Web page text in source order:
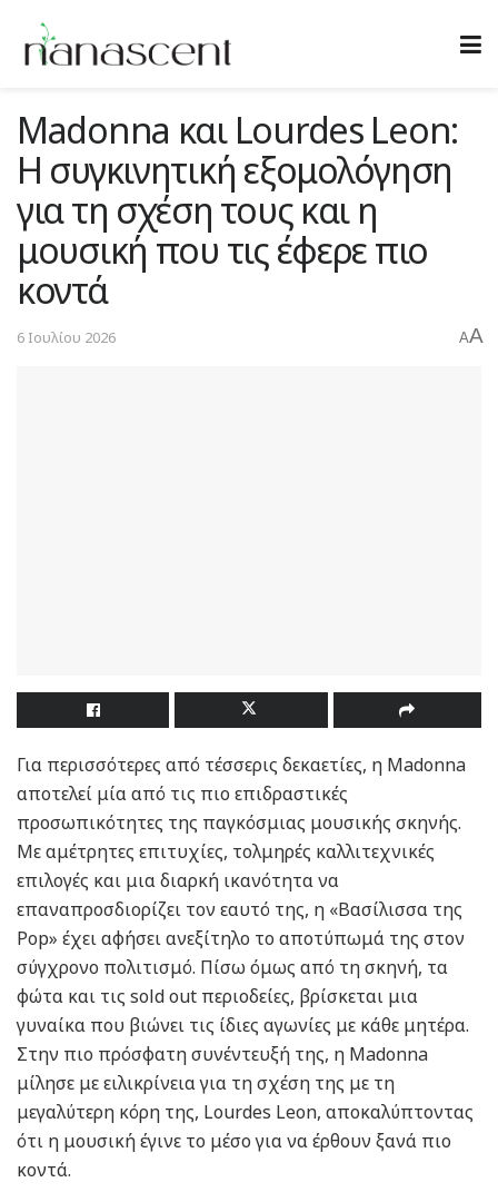
Madonna και Lourdes Leon:
Η συγκινητική εξομολόγηση
για τη σχέση τους και η
μουσική που τις έφερε πιο
κοντά
6 Ιουλίου 2026 AA
Για περισσότερες από τέσσερις δεκαετίες, η Madonna
αποτελεί μία από τις πιο επιδραστικές
προσωπικότητες της παγκόσμιας μουσικής σκηνής.
Με αμέτρητες επιτυχίες, τολμηρές καλλιτεχνικές
επιλογές και μια διαρκή ικανότητα να
επαναπροσδιορίζει τον εαυτό της, η «Βασίλισσα της
Pop» έχει αφήσει ανεξίτηλο το αποτύπωμά της στον
σύγχρονο πολιτισμό. Πίσω όμως από τη σκηνή, τα
φώτα και τις sold out περιοδείες, βρίσκεται μια
γυναίκα που βιώνει τις ίδιες αγωνίες με κάθε μητέρα.
Στην πιο πρόσφατη συνέντευξή της, η Madonna
μίλησε με ειλικρίνεια για τη σχέση της με τη
μεγαλύτερη κόρη της, Lourdes Leon, αποκαλύπτοντας
ότι η μουσική έγινε το μέσο για να έρθουν ξανά πιο
κοντά.